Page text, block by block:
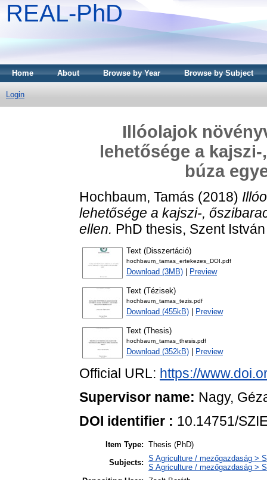
REAL-PhD
Home About Browse by Year Browse by Subject
Login
Illóolajok
lehetősége a
búza
Hochbaum, Tamás (2018)
lehetősége a kajszi-,
ellen. PhD thesis, Szent
Text (Disszertáció)
hochbaum_tamas_ertekezes_DOI.pdf
Download (3MB) Preview
Text (Tézisek)
hochbaum_tamas_tezis.pdf
Download (455kB) Preview
Text (Thesis)
hochbaum_tamas_thesis.pdf
Download (352kB) Preview
Official URL: https://
Supervisor name: Nagy,
DOI identifier : 10.14751/
Item Type: Thesis (PhD)
Subjects: S Agriculture / mezőgazdaság >
S Agriculture / mezőgazdaság >